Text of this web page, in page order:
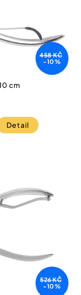
458 KČ
-10%
cm
Detail
526 KČ
-10%